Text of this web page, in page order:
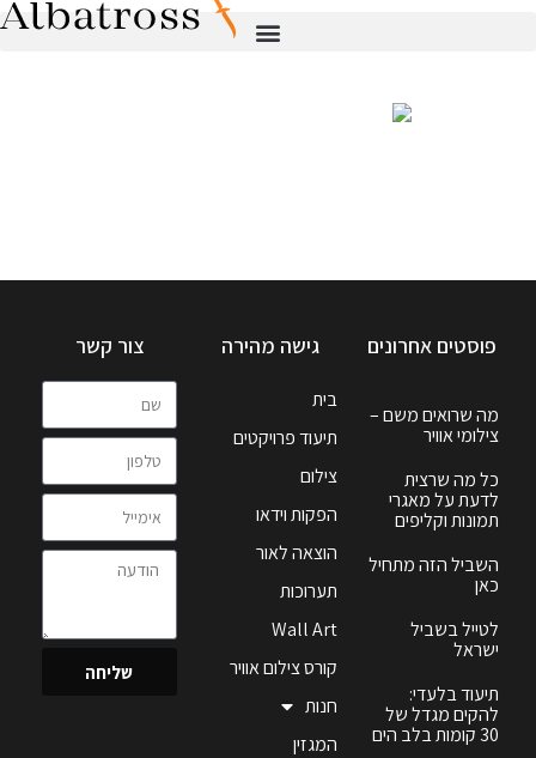
פוסטים אחרונים
מה שרואים משם –
צילומי אוויר
כל מה שרצית
לדעת על מאגרי
תמונות וקליפים
השביל הזה מתחיל
כאן
לטייל בשביל
ישראל
תיעוד בלעדי:
להקים מגדל של
30 קומות בלב הים
גישה מהירה
בית
תיעוד פרויקטים
צילום
הפקות וידאו
הוצאה לאור
תערוכות
Wall Art
קורס צילום אוויר
חנות
המגזין
צור קשר
שליחה